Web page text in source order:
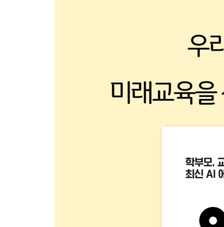
AI 펭톡 말하기가 쉬워지는 영어 학습 도우미
망고툰 누구나 웹툰 작가!
code.org, 엔트리 차근차근 코딩 첫걸음
구글 아트앤컬쳐 방구석에서 떠나는 미술관 여행
미리캔버스 쉽고 예쁘게 만드는 발표 자료
자바실험실 시뮬레이션으로 이해하는 과학원리
알지오매스, EBS 매스 온라인 수학 학습도구